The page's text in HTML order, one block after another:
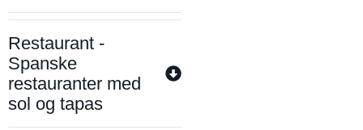
Restaurant -
Spanske
restauranter med
sol og tapas